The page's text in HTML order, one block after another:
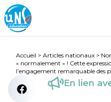
Accueil > Articles nationaux >
« normalement » ! Cette
l’engagement remarquable des
En lien